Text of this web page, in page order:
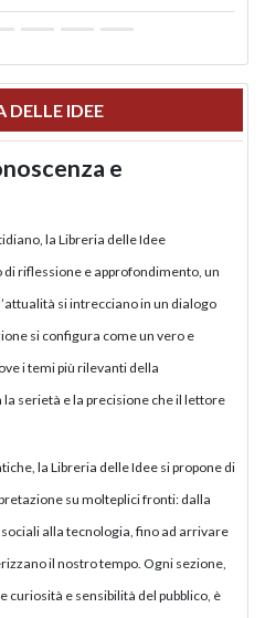
DELLE IDEE
e
la Libreria delle Idee
riflessione e approfondimento, un
si intrecciano in un dialogo
si configura come un vero e
i temi più rilevanti della
serietà e la precisione che il lettore
la Libreria delle Idee si propone di
su molteplici fronti: dalla
alla tecnologia, fino ad arrivare
il nostro tempo. Ogni sezione,
curiosità e sensibilità del pubblico, è